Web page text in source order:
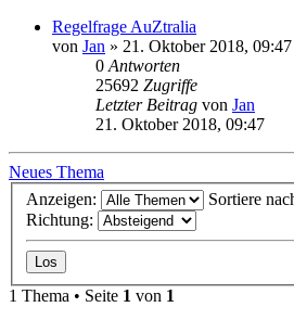
Regelfrage AuZtralia
von Jan » 21. Oktober 2018, 09:47
0 Antworten
25692 Zugriffe
Letzter Beitrag von Jan
21. Oktober 2018, 09:47
Neues Thema
Anzeigen:
Sortiere
Richtung:
1 Thema • Seite 1 von 1